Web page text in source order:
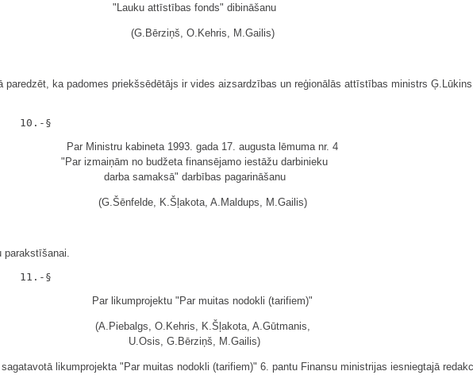
"Lauku attīstības fonds" dibināšanu
(G.Bērziņš, O.Kehris, M.Gailis)
paredzēt, ka padomes priekšsēdētājs ir vides aizsardzības un reģionālās attīstības ministrs
Par Ministru kabineta 1993. gada 17. augusta lēmuma nr. 4
"Par izmaiņām no budžeta finansējamo iestāžu darbinieku
darba samaksā" darbības pagarināšanu
(G.Šēnfelde, K.Šļakota, A.Maldups, M.Gailis)
parakstīšanai.
Par likumprojektu "Par muitas nodokli (tarifiem)"
(A.Piebalgs, O.Kehris, K.Šļakota, A.Gūtmanis,
U.Osis, G.Bērziņš, M.Gailis)
likumprojekta "Par muitas nodokli (tarifiem)" 6. pantu Finansu ministrijas iesniegtajā